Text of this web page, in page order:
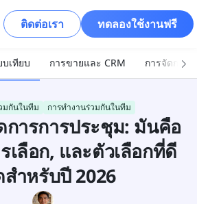
ติดต่อเรา ทดลองใช้งานฟรี
บเทียบ การขายและ CRM การจัดการ
มกันในทีม การทำงานร่วมกันในทีม
ารการประชุม: มันคือ
เลือก, และตัวเลือกที่ดี
ำหรับปี 2026